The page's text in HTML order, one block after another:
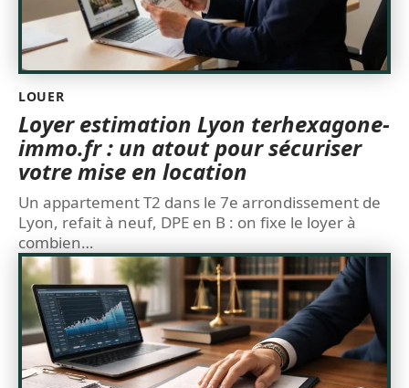
LOUER
Loyer estimation Lyon terhexagone-
immo.fr : un atout pour sécuriser
votre mise en location
Un appartement T2 dans le 7e arrondissement de
Lyon, refait à neuf, DPE en B : on fixe le loyer à
combien…